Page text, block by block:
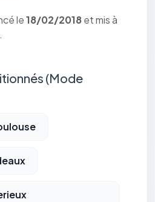
le18/02/2018 et mis à
.
(Mode